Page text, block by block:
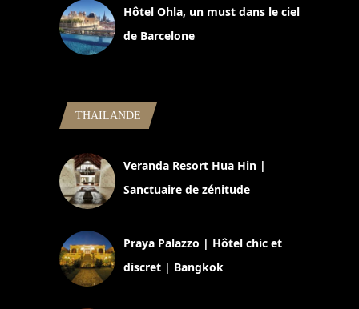
Hôtel Ohla, un must dans le ciel
de Barcelone
THAILANDE
Veranda Resort Hua Hin |
Sanctuaire de zénitude
Praya Palazzo | Hôtel chic et
discret | Bangkok